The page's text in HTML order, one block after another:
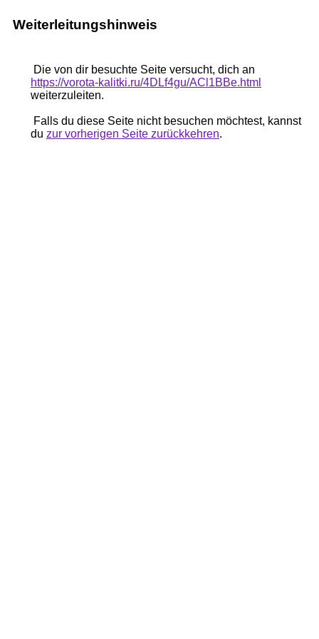
Weiterleitungshinweis
Die von dir besuchte Seite versucht, dich an
https://vorota-kalitki.ru/4DLf4gu/ACl1BBe.html
weiterzuleiten.
Falls du diese Seite nicht besuchen möchtest, kannst
du zur vorherigen Seite zurückkehren.